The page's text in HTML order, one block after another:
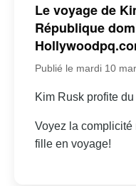
Le voyage de
République
Publié le mardi 10
Kim Rusk profite
Voyez la complicité
fille en voyage!